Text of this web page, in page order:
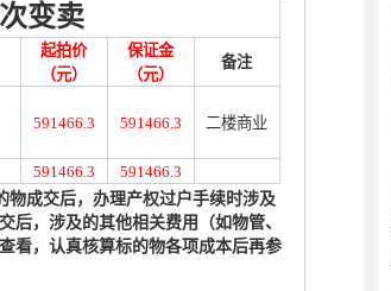
变卖
起拍价
（元）
保证金
（元）
备注
591466.3 591466.3 二楼商业
591466.3 591466.3
物成交后，办理产权过户手续时涉及
后，涉及的其他相关费用（如物管、
看，认真核算标的物各项成本后再参